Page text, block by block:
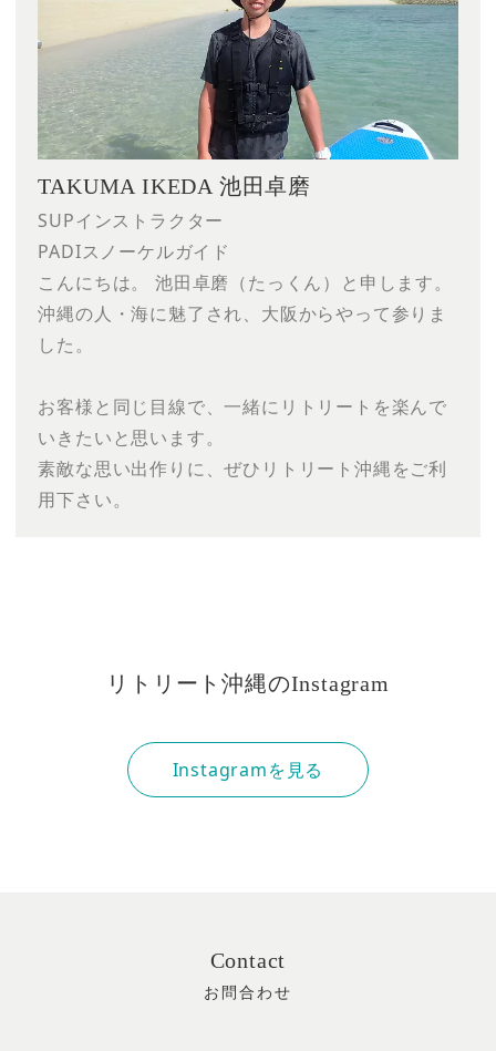
TAKUMA IKEDA 池田卓磨
SUPインストラクター
PADIスノーケルガイド
こんにちは。​ 池田卓磨（たっくん）と申します。
沖縄の人・海に魅了され、大阪からやって参りま
した。
​お客様と同じ目線で、一緒にリトリートを楽んで
いきたいと思います。
素敵な思い出作りに、ぜひリトリート沖縄をご利
用下さい。
リトリート沖縄のInstagram
Instagramを見る
Contact